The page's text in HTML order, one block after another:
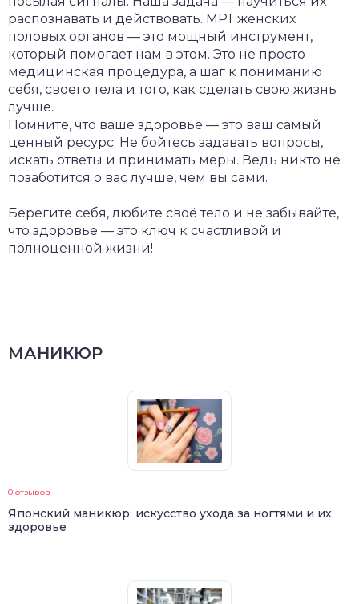
распознавать и действовать. МРТ женских
половых органов — это мощный инструмент,
который помогает нам в этом. Это не просто
медицинская процедура, а шаг к пониманию
себя, своего тела и того, как сделать свою жизнь
лучше.
Помните, что ваше здоровье — это ваш самый
ценный ресурс. Не бойтесь задавать вопросы,
искать ответы и принимать меры. Ведь никто не
позаботится о вас лучше, чем вы сами.
Берегите себя, любите своё тело и не забывайте,
что здоровье — это ключ к счастливой и
полноценной жизни!
МАНИКЮР
0 отзывов
Японский маникюр: искусство ухода за ногтями и их
здоровье